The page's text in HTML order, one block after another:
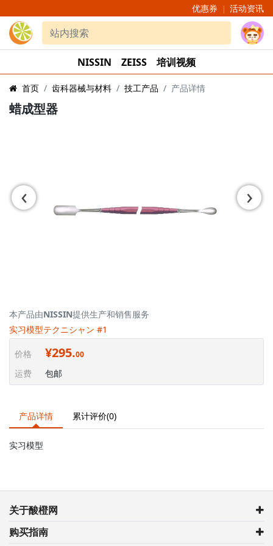
优惠券 | 活动资讯
NISSIN ZEISS 培训视频
首页 齿科器械与材料 技工产品 产品详情
蜡成型器
‹ ›
本产品由NISSIN提供生产和销售服务
实习模型テクニシャン #1
价格 ¥295.00
运费 包邮
产品详情 累计评价(0)
实习模型
关于酸橙网
购买指南